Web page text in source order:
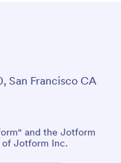
San Francisco CA
and the Jotform
of Jotform Inc.